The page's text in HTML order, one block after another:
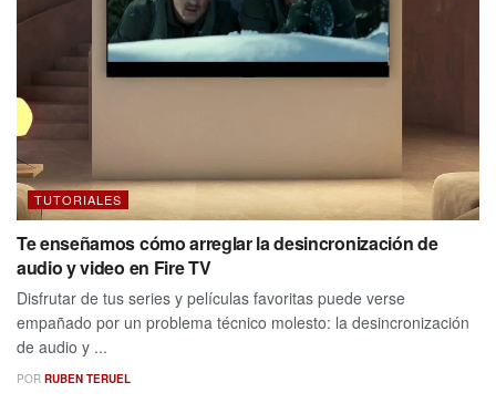
TUTORIALES
Te enseñamos cómo arreglar la desincronización de
audio y video en Fire TV
Disfrutar de tus series y películas favoritas puede verse
empañado por un problema técnico molesto: la desincronización
de audio y ...
POR RUBEN TERUEL